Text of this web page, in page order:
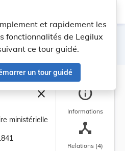
et rapidement les
fonctionnalités de Legilux
ce tour guidé.
un tour guidé
Filtres
closeFermer la barre
ministérielle
info
Informations
device_hub
Relations (4)